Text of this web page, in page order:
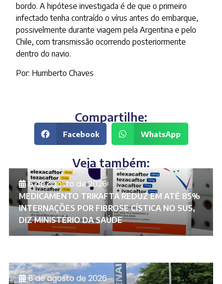
bordo. A hipótese investigada é de que o primeiro
infectado tenha contraído o vírus antes do embarque,
possivelmente durante viagem pela Argentina e pelo
Chile, com transmissão ocorrendo posteriormente
dentro do navio.
Por: Humberto Chaves
Compartilhe:
Facebook WhatsApp
Veja também:
8 de agosto de 2026
MEDICAMENTO TRIKAFTA REDUZ EM ATÉ 85%
INTERNAÇÕES POR FIBROSE CÍSTICA NO SUS,
DIZ MINISTÉRIO DA SAÚDE
8 de agosto de 2026